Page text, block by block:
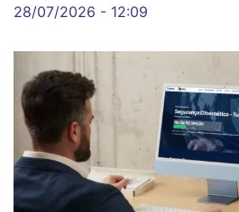
28/07/2026 - 12:09